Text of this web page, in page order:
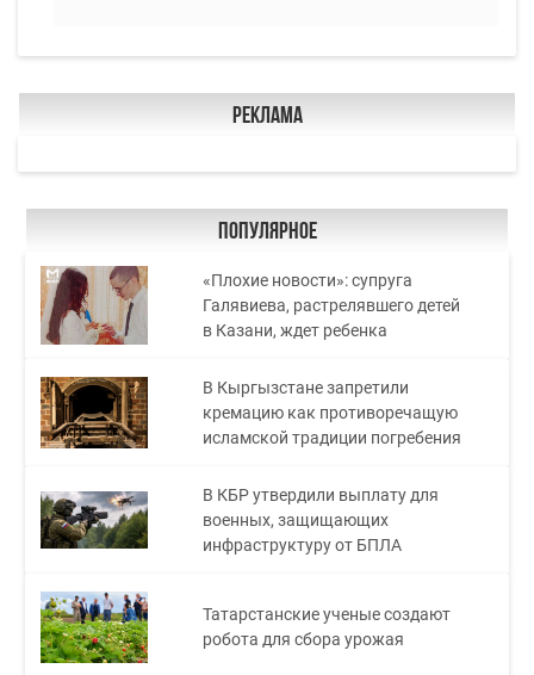
Реклама
Популярное
«Плохие новости»: супруга
Галявиева, растрелявшего детей
в Казани, ждет ребенка
В Кыргызстане запретили
кремацию как противоречащую
исламской традиции погребения
В КБР утвердили выплату для
военных, защищающих
инфраструктуру от БПЛА
Татарстанские ученые создают
робота для сбора урожая